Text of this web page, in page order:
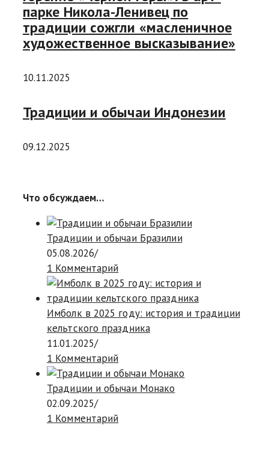
парке Никола-Ленивец по
традиции сожгли «масленичное
художественное высказывание»
10.11.2025
Традиции и обычаи Индонезии
09.12.2025
Что обсуждаем…
Традиции и обычаи Бразилии
05.08.2026/
1 Комментарий
Имболк в 2025 году: история и традиции
кельтского праздника
11.01.2025/
1 Комментарий
Традиции и обычаи Монако
02.09.2025/
1 Комментарий